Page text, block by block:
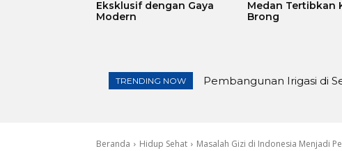
Eksklusif dengan Gaya
Modern
Medan Tertibkan
Brong
TRENDING NOW Pembangunan Irigasi di
Lewat Tasyakuran
Beranda Hidup Sehat Masalah Gizi di Indonesia Menjadi